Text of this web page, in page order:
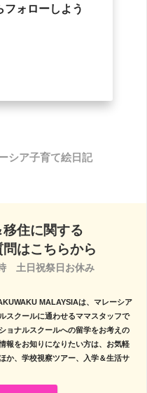
フォローしよう
シア子育て絵日記
住に関する
はこちらから
　土日祝祭日お休み
MALAYSIAは、マレーシア
スクールに通わせるママスタッフで
ョナルスクールへの留学をお考えの
報をお知りになりたい方は、お気軽
か、学校視察ツアー、入学＆生活サ